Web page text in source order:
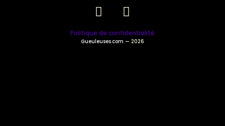
Politique de confidentialité
Gueuleuses.com — 2026